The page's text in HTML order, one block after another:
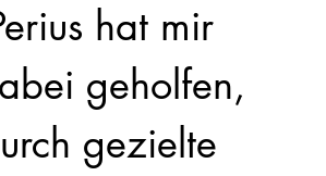
hat mir
geholfen,
gezielte